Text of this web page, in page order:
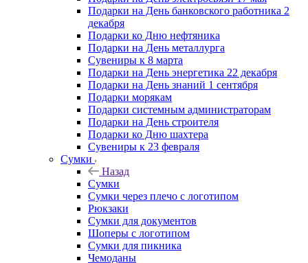
Подарки на День банковского работника 2
декабря
Подарки ко Дню нефтяника
Подарки на День металлурга
Сувениры к 8 марта
Подарки на День энергетика 22 декабря
Подарки на День знаний 1 сентября
Подарки морякам
Подарки системным администраторам
Подарки на День строителя
Подарки ко Дню шахтера
Сувениры к 23 февраля
Сумки
Назад
Сумки
Сумки через плечо с логотипом
Рюкзаки
Сумки для документов
Шоперы с логотипом
Сумки для пикника
Чемоданы